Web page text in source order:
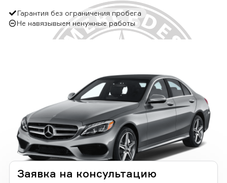
Гарантия без ограничения пробега
Не навязывыем ненужные работы
Заявка на консультацию